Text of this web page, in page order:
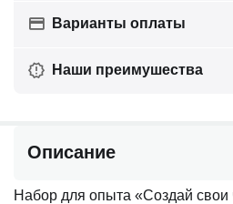
Варианты оплаты
Наши преимушества
Описание
Набор для опыта «Создай